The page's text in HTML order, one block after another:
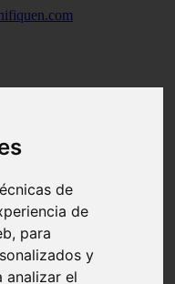
de
de
para
y
analizar el
-
de donde vienen y